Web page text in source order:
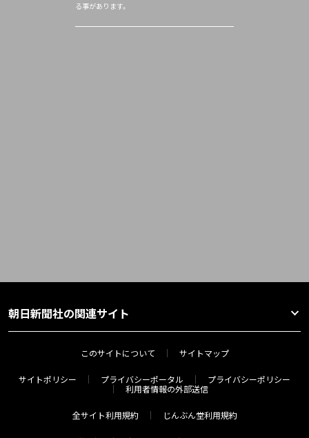
る事があります。
朝日新聞社の関連サイト
このサイトについて サイトマップ
サイトポリシー プライバシーポータル
プライバシーポリシー
利用者情報の外部送信
全サイト利用規約 じんぶん堂利用規約